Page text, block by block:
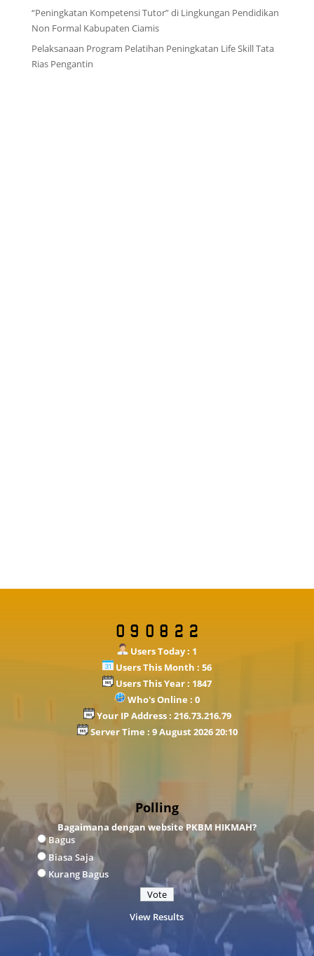
“Peningkatan Kompetensi Tutor” di Lingkungan Pendidikan
Non Formal Kabupaten Ciamis
Pelaksanaan Program Pelatihan Peningkatan Life Skill Tata
Rias Pengantin
Users Today : 1
Users This Month : 56
Users This Year : 1847
Who's Online : 0
Your IP Address : 216.73.216.79
Server Time : 9 August 2026 20:10
Polling
Bagaimana dengan website PKBM HIKMAH?
Bagus
Biasa Saja
Kurang Bagus
View Results